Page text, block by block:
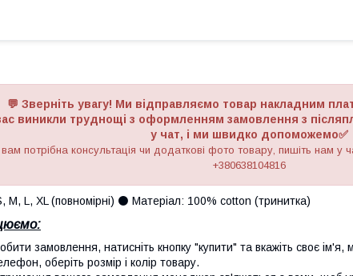
💬 Зверніть увагу! Ми відправляємо товар накладним
виникли труднощі з оформленням замовлення з
у чат, і ми швидко допоможемо✅
потрібна консультація чи додаткові фото товару, пишіть нам у
+380638104816
M, L, XL (повномірні) ⚫️ Матеріал: 100% cotton (тринитка)
замовлення, натисніть кнопку "купити" та вкажіть своє ім'я,
оберіть розмір і колір товару.